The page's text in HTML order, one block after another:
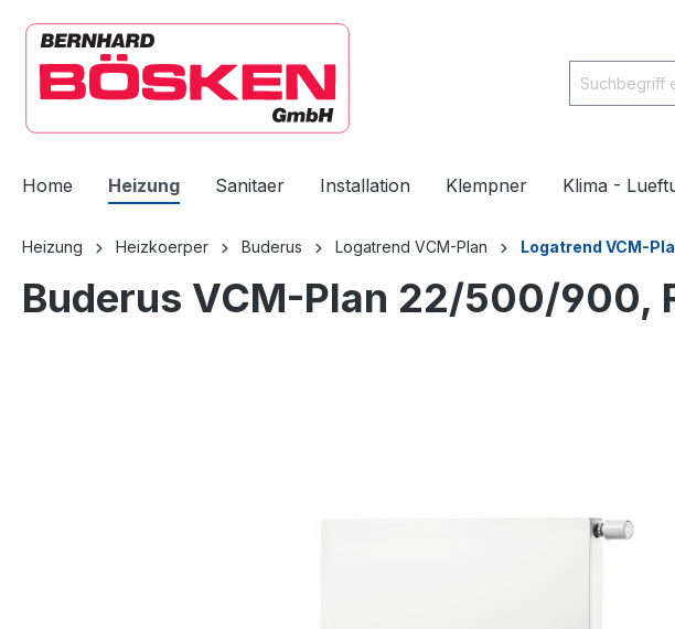
Zur Hauptnavigation springen
Home Heizung Sanitaer Installation Klempner Klima -
Heizung Heizkoerper Buderus Logatrend VCM-Plan Logatrend VCM-
Buderus VCM-Plan 22/500/900,